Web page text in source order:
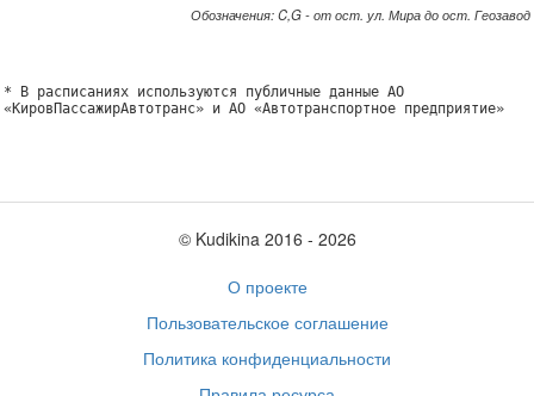
Обозначения: C,G - от ост. ул. Мира до ост. Геозавод
* В расписаниях используются публичные данные АО
«КировПассажирАвтотранс» и АО «Автотранспортное предприятие»
© Kudikina 2016 ‐ 2026
О проекте
Пользовательское соглашение
Политика конфиденциальности